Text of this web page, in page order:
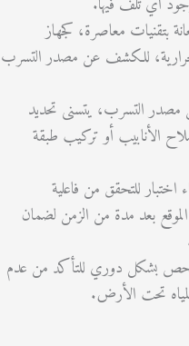
معاصرة، كجهاز
للكشف عن مصدر التسرب
التسرب، يتسنى تحديد
أو تركيب طبقة
للتحقق من فاعلية
بعد مدة من الزمن لضمان
بشكل دوري للتأكد من عدم
تحت الأرض.